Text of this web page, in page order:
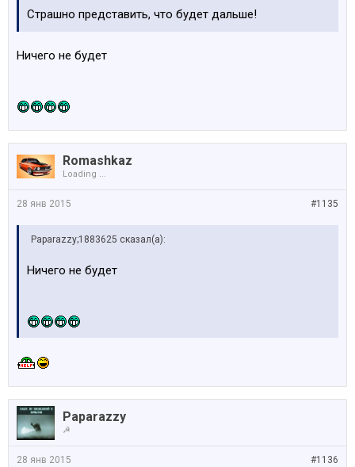
Страшно представить, что будет дальше!
Ничего не будет
Romashkaz
Loading ...
#1135
28 янв 2015
Paparazzy;1883625 сказал(а):
Ничего не будет
Paparazzy
☭
#1136
28 янв 2015